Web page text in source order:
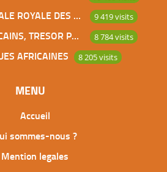
SAKASSOU, CAPITALE ROYALE DES BAOULES 9 419 visits
LES CONTES AFRICAINS, TRESOR POUR L’HUMANITE 8 784 visits
AFRICAINES 8 205 visits
MENU
Accueil
sommes-nous ?
Mention legales